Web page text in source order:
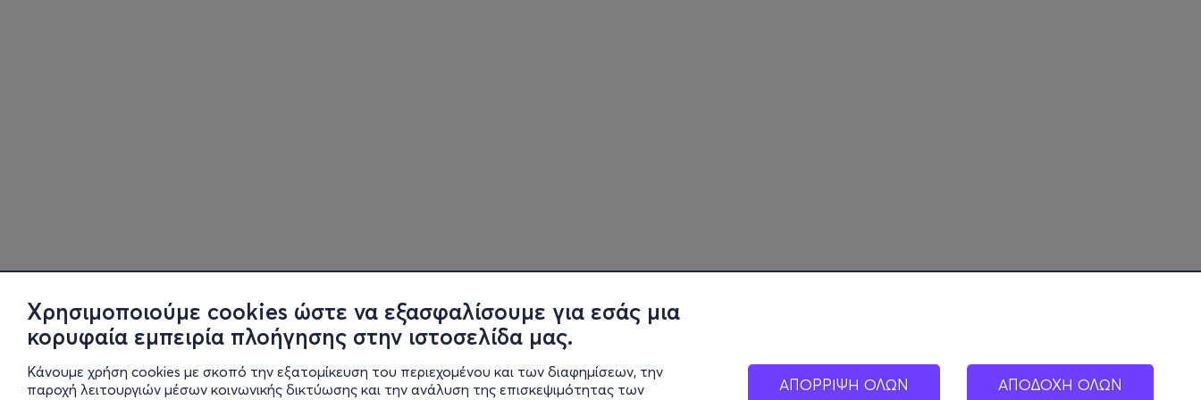
Χρησιμοποιούμε cookies ώστε να εξασφαλίσουμε για εσάς μια
κορυφαία εμπειρία πλοήγησης στην ιστοσελίδα μας.
Κάνουμε χρήση cookies με σκοπό την εξατομίκευση του περιεχομένου και των διαφημίσεων, την
παροχή λειτουργιών μέσων κοινωνικής δικτύωσης και την ανάλυση της επισκεψιμότητας των
ΑΠΟΡΡΙΨΗ ΟΛΩΝ ΑΠΟΔΟΧΗ ΟΛΩΝ